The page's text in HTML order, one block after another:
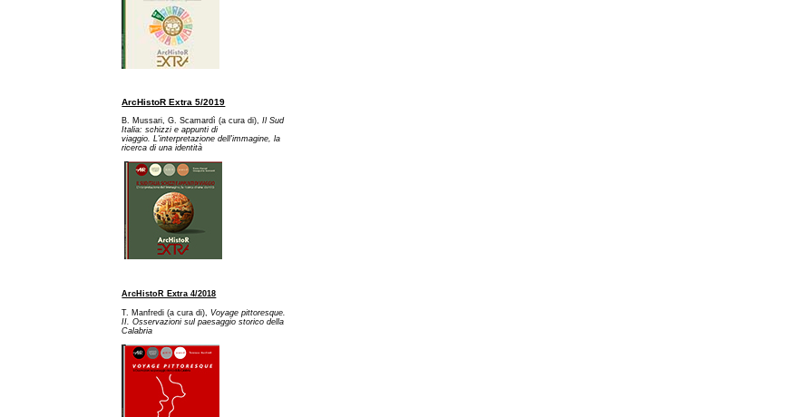
ArcHistoR Extra 5/2019
B. Mussari, G. Scamardì (a cura di),Il Sud
Italia: schizzi e appunti di
viaggio. L'interpretazione dell'immagine, la
ricerca di una identità
ArcHistoR Extra 4/2018
T. Manfredi (a cura di),Voyage pittoresque.
II. Osservazioni sul paesaggio storico della
Calabria